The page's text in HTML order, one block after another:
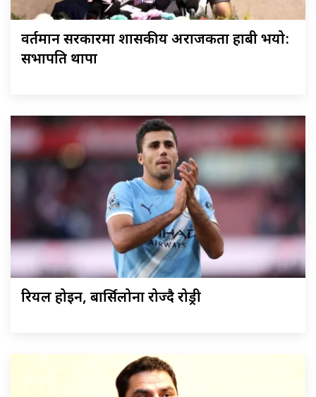
वर्तमान सरकारमा शासकीय अराजकता हाबी भयो:
सभापति थापा
रियल होइन, बार्सिलोना रोज्दै रोड्री